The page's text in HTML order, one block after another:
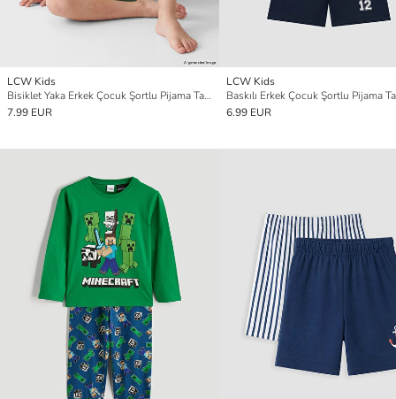
LCW Kids
Bisiklet Yaka Erkek Çocuk Şortlu Pijama Takımı
7.99 EUR
LCW Kids
Baskılı Erkek Çocuk Şortlu Pijama
6.99 EUR